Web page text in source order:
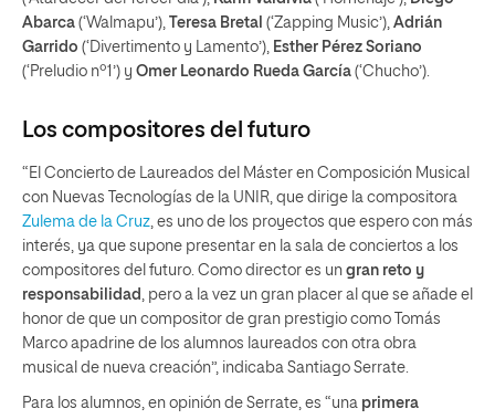
Abarca (‘Walmapu’), Teresa Bretal (‘Zapping Music’), Adrián
Garrido (‘Divertimento y Lamento’), Esther Pérez Soriano
(‘Preludio nº1’) y Omer Leonardo Rueda García (‘Chucho’).
Los compositores del futuro
“El Concierto de Laureados del Máster en Composición Musical
con Nuevas Tecnologías de la UNIR, que dirige la compositora
Zulema de la Cruz, es uno de los proyectos que espero con más
interés, ya que supone presentar en la sala de conciertos a los
compositores del futuro. Como director es un gran reto y
responsabilidad, pero a la vez un gran placer al que se añade el
honor de que un compositor de gran prestigio como Tomás
Marco apadrine de los alumnos laureados con otra obra
musical de nueva creación”, indicaba Santiago Serrate.
Para los alumnos, en opinión de Serrate, es “una primera